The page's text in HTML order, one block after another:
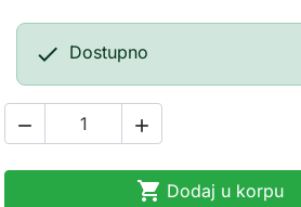
 Dostupno
 
 Dodaj u korpu